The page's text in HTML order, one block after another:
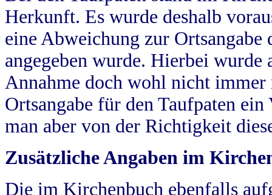
Herkunft. Es wurde deshalb
eine Abweichung zur
angegeben wurde. Hierbei wurde
Annahme doch wohl nicht
Ortsangabe für den Taufpaten
man aber von der Richtigkeit
Zusätzliche Angaben im
Die im Kirchenbuch ebenfalls